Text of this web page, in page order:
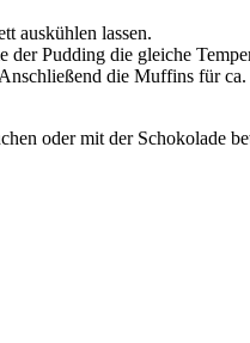
auskühlen lassen.
Pudding die gleiche
die Muffins für
oder mit der Schokolade